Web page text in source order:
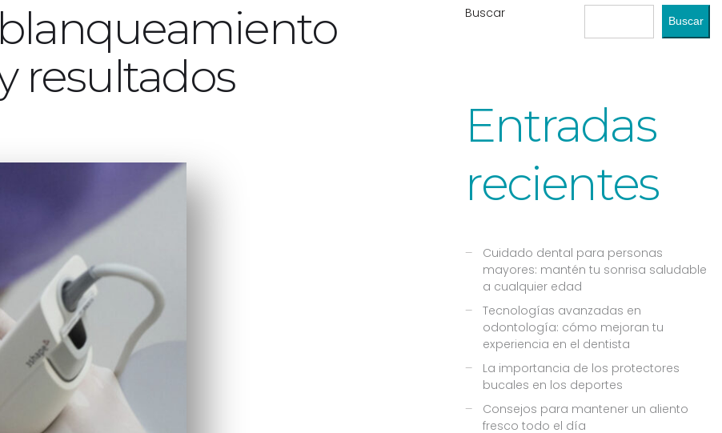
resultados
Buscar
Buscar
Entradas
recientes
Cuidado dental para personas
mayores: mantén tu sonrisa saludable
a cualquier edad
Tecnologías avanzadas en
odontología: cómo mejoran tu
experiencia en el dentista
La importancia de los protectores
bucales en los deportes
Consejos para mantener un aliento
fresco todo el día